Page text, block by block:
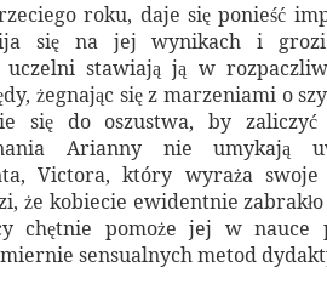
roku, daje się ponieść
się na jej wynikach i
uczelni stawiają ją w
żegnając się z marzeniami o
się do oszustwa, by zaliczyć
Arianny nie umykają
Victora, który wyraża
że kobiecie ewidentnie
chętnie pomoże jej w nauce
sensualnych metod